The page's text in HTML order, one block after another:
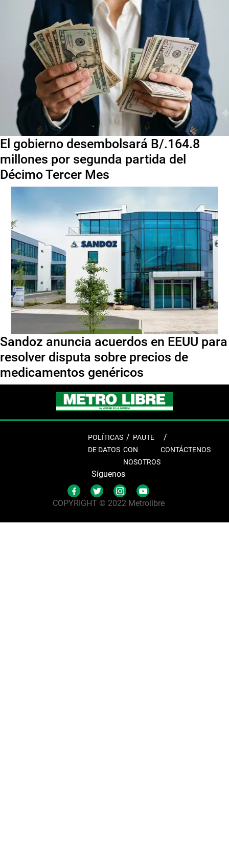
El gobierno desembolsará B/.164.8
millones por segunda partida del
Décimo Tercer Mes
Sandoz anuncia acuerdos en EEUU para
resolver disputa sobre precios de
medicamentos genéricos
POLÍTICAS
DE DATOS
PAUTE
CON
NOSOTROS
CONTÁCTENOS
Síguenos
COPYRIGHT © 2022 Metrolibre